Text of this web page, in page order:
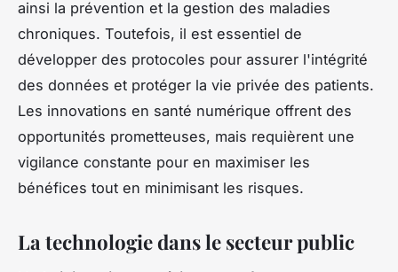
ainsi la prévention et la gestion des maladies
chroniques. Toutefois, il est essentiel de
développer des protocoles pour assurer l'intégrité
des données et protéger la vie privée des patients.
Les innovations en santé numérique offrent des
opportunités prometteuses, mais requièrent une
vigilance constante pour en maximiser les
bénéfices tout en minimisant les risques.
La technologie dans le secteur public